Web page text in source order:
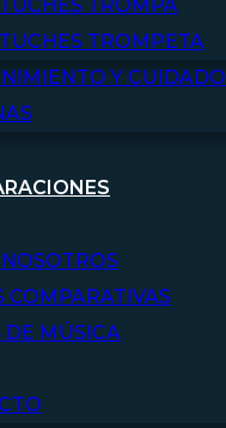
TROMPA
TROMPETA
Y CUIDADO
COMPARATIVAS
DE MÚSICA